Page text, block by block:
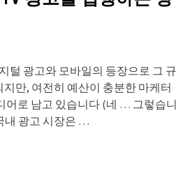
털 광고와 모바일의 등장으로 그 규
만, 여전히 예산이 충분한 마케터
어로 남고 있습니다 (네 … 그렇습니
내 광고 시장은 …